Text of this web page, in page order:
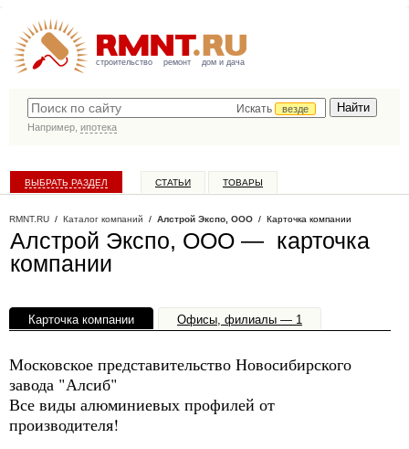
строительство ремонт дом и дача
Искать
везде
Например, ипотека
ВЫБРАТЬ РАЗДЕЛ СТАТЬИ ТОВАРЫ
RMNT.RU / Каталог компаний / Алстрой Экспо, ООО / Карточка компании
Алстрой Экспо, ООО — карточка
компании
Карточка компании Офисы, филиалы — 1
Московское представительство Новосибирского
завода "Алсиб"
Все виды алюминиевых профилей от
производителя!